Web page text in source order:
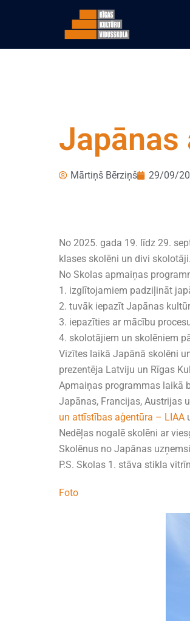
Japānas
Mārtiņš Bērziņš 29/09/
No 2025. gada 19. līdz 29.
klases skolēni un divi skolotāji.
No Skolas apmaiņas
1. izglītojamiem padziļināt
2. tuvāk iepazīt Japānas
3. iepazīties ar mācību
4. skolotājiem un skolēniem
Vizītes laikā Japānā skolēni
prezentēja Latviju un Rīgas
Apmaiņas programmas laikā
Japānas, Francijas, Austrijas
un attīstības aģentūra – LIAA
Nedēļas nogalē skolēni ar
Skolēnus no Japānas
P.S. Skolas 1. stāva stikla
Foto